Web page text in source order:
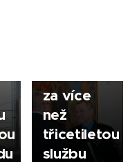
za více
než
třicetiletou
službu